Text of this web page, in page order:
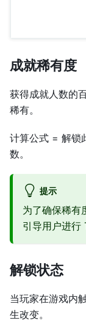
成就稀有度
获得成就人数的
稀有。
计算公式 = 解锁
数。
提示
为了确保稀有
引导用户进行
解锁状态
当玩家在游戏内
生改变。